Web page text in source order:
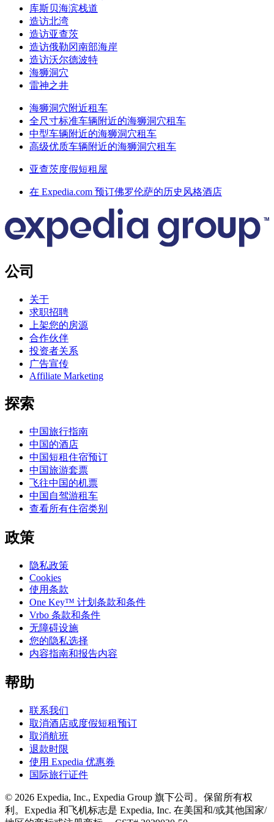
库斯贝海滨栈道
造访北湾
造访亚查茨
造访俄勒冈南部海岸
造访沃尔德波特
海狮洞穴
雷神之井
海狮洞穴附近租车
全尺寸标准车辆附近的海狮洞穴租车
中型车辆附近的海狮洞穴租车
高级优质车辆附近的海狮洞穴租车
亚查茨度假短租屋
在 Expedia.com 预订佛罗伦萨的历史风格酒店
公司
关于
求职招聘
上架您的房源
合作伙伴
投资者关系
广告宣传
Affiliate Marketing
探索
中国旅行指南
中国的酒店
中国短租住宿预订
中国旅游套票
飞往中国的机票
中国自驾游租车
查看所有住宿类别
政策
隐私政策
Cookies
使用条款
One Key™ 计划条款和条件
Vrbo 条款和条件
无障碍设施
您的隐私选择
内容指南和报告内容
帮助
联系我们
取消酒店或度假短租预订
取消航班
退款时限
使用 Expedia 优惠券
国际旅行证件
© 2026 Expedia, Inc., Expedia Group 旗下公司。保留所有权
利。Expedia 和飞机标志是 Expedia, Inc. 在美国和/或其他国家/